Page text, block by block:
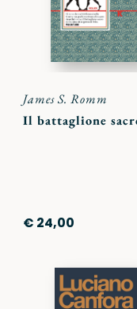
James S. Romm
Il battaglione
€ 24,00